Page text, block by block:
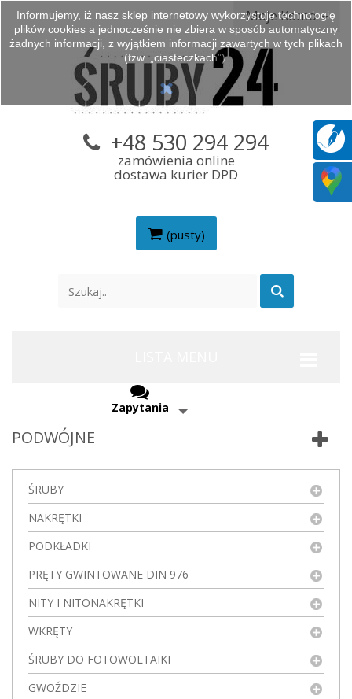
Moje Konto
(pusty)
+48 530 294 294
zamówienia online
dostawa kurier DPD
Zapytania
PODWÓJNE
ŚRUBY
NAKRĘTKI
PODKŁADKI
PRĘTY GWINTOWANE DIN 976
NITY I NITONAKRĘTKI
WKRĘTY
ŚRUBY DO FOTOWOLTAIKI
GWOŹDZIE
Informujemy, iż nasz sklep internetowy wykorzystuje technologię
plików cookies a jednocześnie nie zbiera w sposób automatyczny
żadnych informacji, z wyjątkiem informacji zawartych w tych plikach
(tzw. „ciasteczkach”).